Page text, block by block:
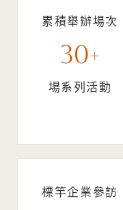
累積舉辦場次
30+
場系列活動
標竿企業參訪